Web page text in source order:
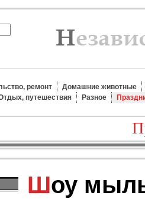
ремонт
Домашние животные
путешествия
Разное
Шоу